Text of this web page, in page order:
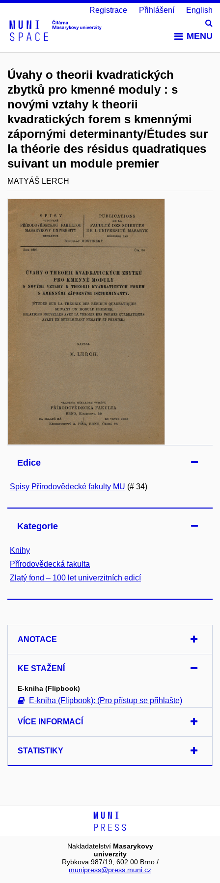
MENU
Registrace Přihlášení English
Úvahy o theorii kvadratických
zbytků pro kmenné moduly : s
novými vztahy k theorii
kvadratických forem s kmennými
zápornými determinanty/Études sur
la théorie des résidus quadratiques
suivant un module premier
MATYÁŠ LERCH
Edice
Spisy Přírodovědecké fakulty MU (# 34)
Kategorie
Knihy
Přírodovědecká fakulta
Zlatý fond – 100 let univerzitních edicí
ANOTACE
KE STAŽENÍ
E-kniha (Flipbook)
E-kniha (Flipbook): (Pro přístup se přihlašte)
VÍCE INFORMACÍ
STATISTIKY
Nakladatelství Masarykovy
univerzity
Rybkova 987/19, 602 00 Brno /
munipress@press.muni.cz